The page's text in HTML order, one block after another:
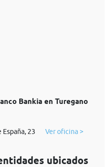
Bankia en Turegano
España, 23 Ver oficina >
ubicados